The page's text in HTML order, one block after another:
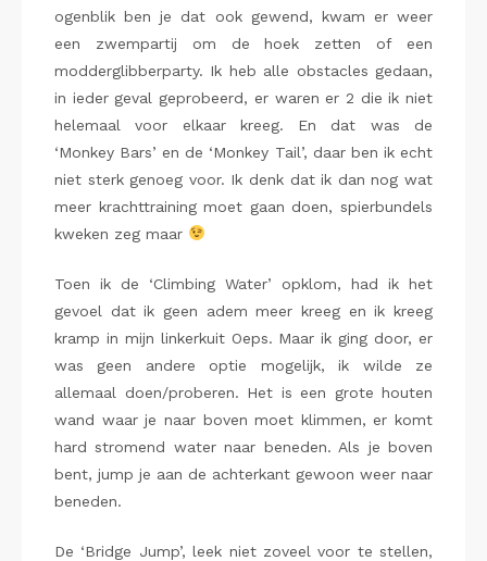
ogenblik ben je dat ook gewend, kwam er weer
een zwempartij om de hoek zetten of een
modderglibberparty. Ik heb alle obstacles gedaan,
in ieder geval geprobeerd, er waren er 2 die ik niet
helemaal voor elkaar kreeg. En dat was de
‘Monkey Bars’ en de ‘Monkey Tail’, daar ben ik echt
niet sterk genoeg voor. Ik denk dat ik dan nog wat
meer krachttraining moet gaan doen, spierbundels
kweken zeg maar
Toen ik de ‘Climbing Water’ opklom, had ik het
gevoel dat ik geen adem meer kreeg en ik kreeg
kramp in mijn linkerkuit Oeps. Maar ik ging door, er
was geen andere optie mogelijk, ik wilde ze
allemaal doen/proberen. Het is een grote houten
wand waar je naar boven moet klimmen, er komt
hard stromend water naar beneden. Als je boven
bent, jump je aan de achterkant gewoon weer naar
beneden.
De ‘Bridge Jump’, leek niet zoveel voor te stellen,